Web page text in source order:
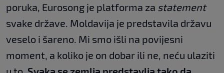
poruka, Eurosong je platforma za statement
svake države. Moldavija je predstavila državu
veselo i šareno. Mi smo išli na povijesni
moment, a koliko je on dobar ili ne, neću ulaziti